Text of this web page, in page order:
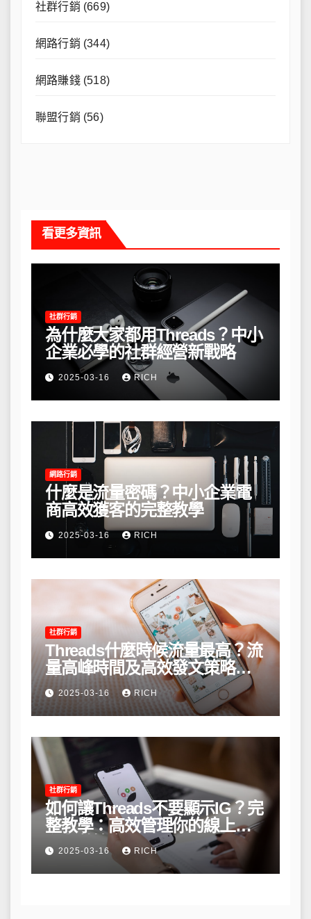
社群行銷 (669)
網路行銷 (344)
網路賺錢(518)
聯盟行銷 (56)
看更多資訊
社群行銷
為什麼大家都用Threads？中小
企業必學的社群經營新戰略
2025-03-16 RICH
網路行銷
什麼是流量密碼？中小企業電
商高效獲客的完整教學
2025-03-16 RICH
社群行銷
Threads什麼時候流量最高？流
量高峰時間及高效發文策略攻
略2025-03-16 RICH
社群行銷
如何讓Threads不要顯示IG？完
整教學：高效管理你的線上隱
私與數據安全
2025-03-16 RICH